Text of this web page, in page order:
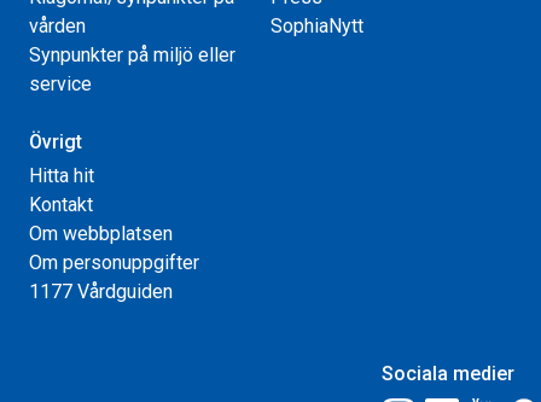
vården
Synpunkter på miljö eller
service
SophiaNytt
Övrigt
Hitta hit
Kontakt
Om webbplatsen
Om personuppgifter
1177 Vårdguiden
Sociala medier